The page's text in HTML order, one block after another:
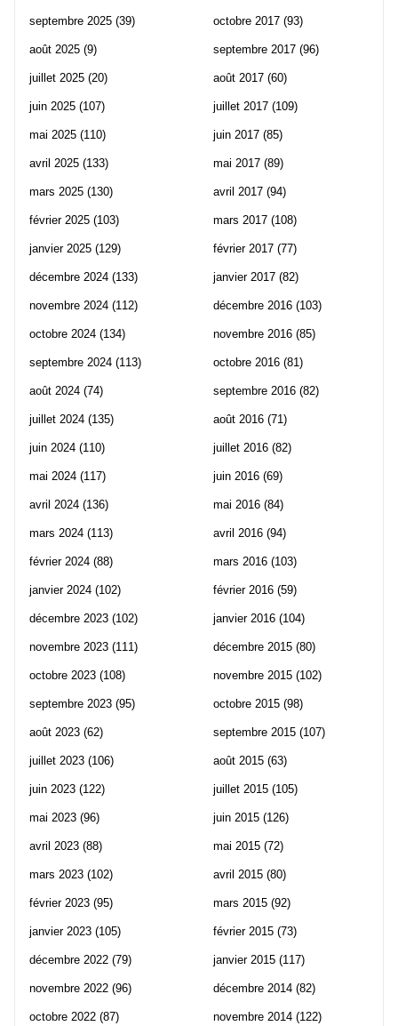
septembre 2025 (39)
août 2025 (9)
juillet 2025 (20)
juin 2025 (107)
mai 2025 (110)
avril 2025 (133)
mars 2025 (130)
février 2025 (103)
janvier 2025 (129)
décembre 2024 (133)
novembre 2024 (112)
octobre 2024 (134)
septembre 2024 (113)
août 2024 (74)
juillet 2024 (135)
juin 2024 (110)
mai 2024 (117)
avril 2024 (136)
mars 2024 (113)
février 2024 (88)
janvier 2024 (102)
décembre 2023 (102)
novembre 2023 (111)
octobre 2023 (108)
septembre 2023 (95)
août 2023 (62)
juillet 2023 (106)
juin 2023 (122)
mai 2023 (96)
avril 2023 (88)
mars 2023 (102)
février 2023 (95)
janvier 2023 (105)
décembre 2022 (79)
novembre 2022 (96)
octobre 2022 (87)
octobre 2017 (93)
septembre 2017 (96)
août 2017 (60)
juillet 2017 (109)
juin 2017 (85)
mai 2017 (89)
avril 2017 (94)
mars 2017 (108)
février 2017 (77)
janvier 2017 (82)
décembre 2016 (103)
novembre 2016 (85)
octobre 2016 (81)
septembre 2016 (82)
août 2016 (71)
juillet 2016 (82)
juin 2016 (69)
mai 2016 (84)
avril 2016 (94)
mars 2016 (103)
février 2016 (59)
janvier 2016 (104)
décembre 2015 (80)
novembre 2015 (102)
octobre 2015 (98)
septembre 2015 (107)
août 2015 (63)
juillet 2015 (105)
juin 2015 (126)
mai 2015 (72)
avril 2015 (80)
mars 2015 (92)
février 2015 (73)
janvier 2015 (117)
décembre 2014 (82)
novembre 2014 (122)